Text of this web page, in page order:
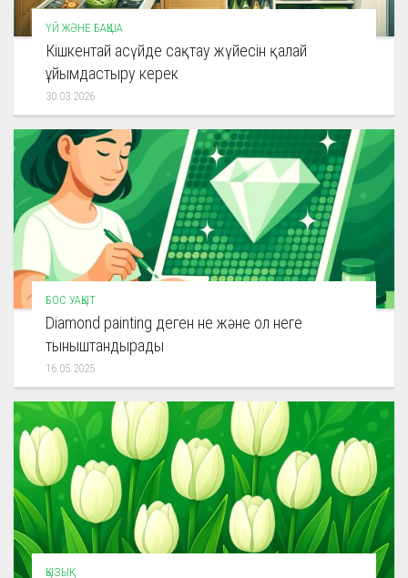
ҮЙ ЖӘНЕ БАҚША
Кішкентай асүйде сақтау жүйесін қалай
ұйымдастыру керек
30.03.2026
БОС УАҚЫТ
Diamond painting деген не және ол неге
тыныштандырады
16.05.2025
ҚЫЗЫҚ